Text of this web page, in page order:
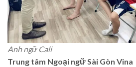
Anh ngữ Cali
Trung tâm Ngoại ngữ Sài Gòn Vina